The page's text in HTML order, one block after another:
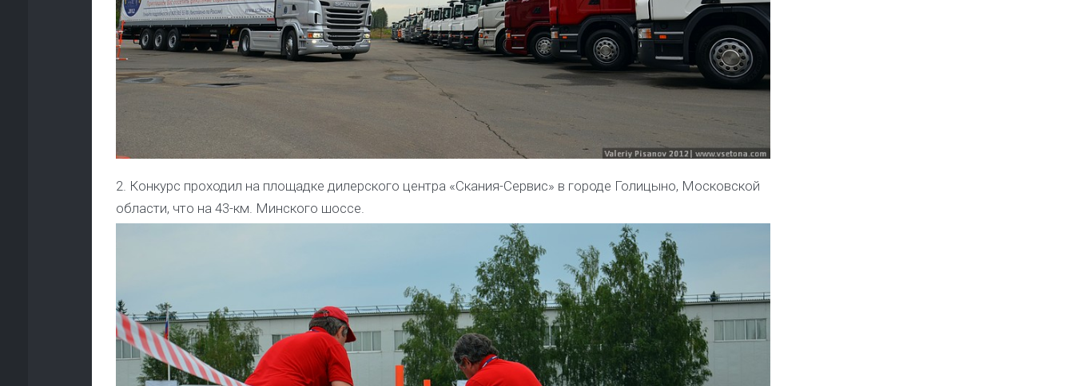
2. Конкурс проходил на площадке дилерского центра «Скания-Сервис» в городе Голицыно, Московской
области, что на 43-км. Минского шоссе.